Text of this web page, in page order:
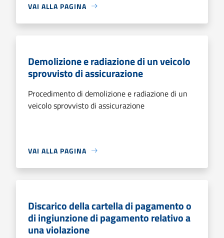
VAI ALLA PAGINA
Demolizione e radiazione di un veicolo
sprovvisto di assicurazione
Procedimento di demolizione e radiazione di un
veicolo sprovvisto di assicurazione
VAI ALLA PAGINA
Discarico della cartella di pagamento o
di ingiunzione di pagamento relativo a
una violazione